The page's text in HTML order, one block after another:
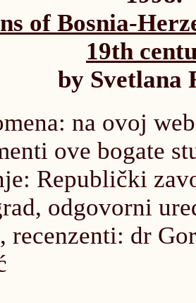
of Bosnia-
19th
by Svetlana
na ovoj
ove bogate
Republički
odgovorni
recenzenti: dr